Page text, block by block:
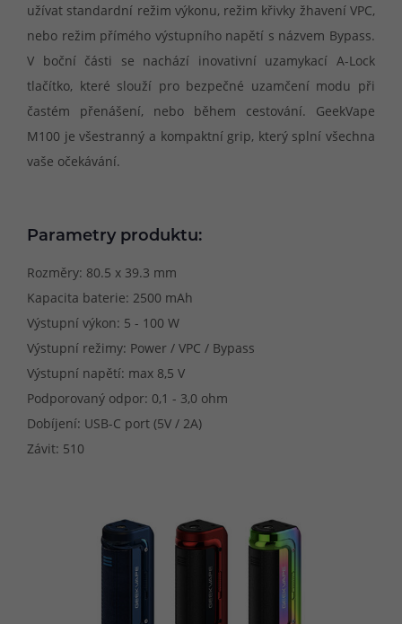
užívat standardní režim výkonu, režim křivky žhavení VPC,
nebo režim přímého výstupního napětí s názvem Bypass.
V boční části se nachází inovativní uzamykací A-Lock
tlačítko, které slouží pro bezpečné uzamčení modu při
častém přenášení, nebo během cestování. GeekVape
M100 je všestranný a kompaktní grip, který splní všechna
vaše očekávání.
Parametry produktu:
Rozměry: 80.5 x 39.3 mm
Kapacita baterie: 2500 mAh
Výstupní výkon: 5 - 100 W
Výstupní režimy: Power / VPC / Bypass
Výstupní napětí: max 8,5 V
Podporovaný odpor: 0,1 - 3,0 ohm
Dobíjení: USB-C port (5V / 2A)
Závit: 510